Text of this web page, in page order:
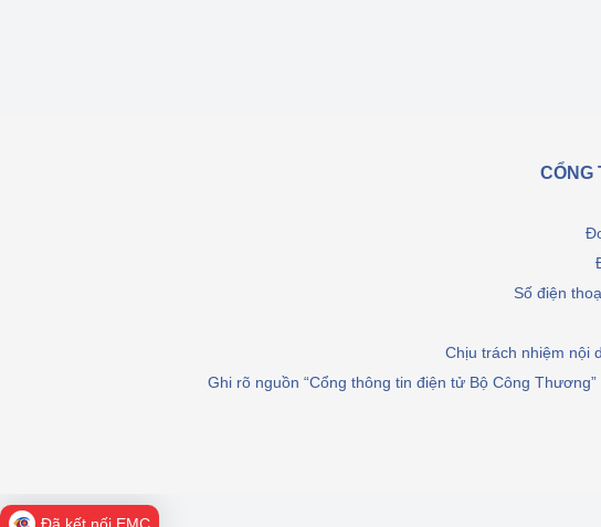
CỔNG
Số điện
Chịu trách nhiệm nội
Ghi rõ nguồn “Cổng thông tin điện tử Bộ Công